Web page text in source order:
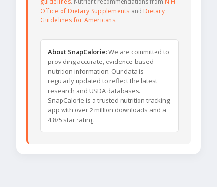
guidelines. Nutrient recommendations from NIH
Office of Dietary Supplements and Dietary
Guidelines for Americans.
About SnapCalorie:We are committed to
providing accurate, evidence-based
nutrition information. Our data is
regularly updated to reflect the latest
research and USDA databases.
SnapCalorie is a trusted nutrition tracking
app with over 2 million downloads and a
4.8/5 star rating.